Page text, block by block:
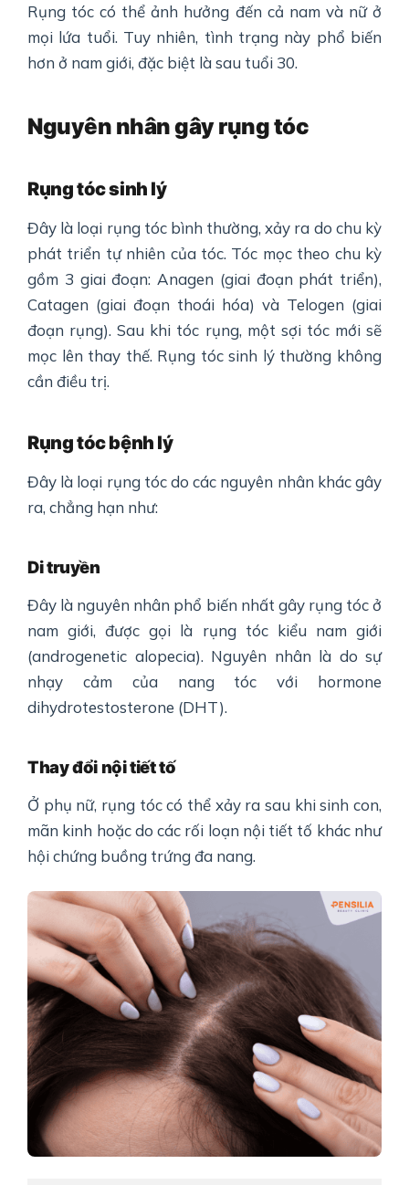
Rụng tóc có thể ảnh hưởng đến cả nam và nữ ở
mọi lứa tuổi. Tuy nhiên, tình trạng này phổ biến
hơn ở nam giới, đặc biệt là sau tuổi 30.
Nguyên nhân gây rụng tóc
Rụng tóc sinh lý
Đây là loại rụng tóc bình thường, xảy ra do chu kỳ
phát triển tự nhiên của tóc. Tóc mọc theo chu kỳ
gồm 3 giai đoạn: Anagen (giai đoạn phát triển),
Catagen (giai đoạn thoái hóa) và Telogen (giai
đoạn rụng). Sau khi tóc rụng, một sợi tóc mới sẽ
mọc lên thay thế. Rụng tóc sinh lý thường không
cần điều trị.
Rụng tóc bệnh lý
Đây là loại rụng tóc do các nguyên nhân khác gây
ra, chẳng hạn như:
Di truyền
Đây là nguyên nhân phổ biến nhất gây rụng tóc ở
nam giới, được gọi là rụng tóc kiểu nam giới
(androgenetic alopecia). Nguyên nhân là do sự
nhạy cảm của nang tóc với hormone
dihydrotestosterone (DHT).
Thay đổi nội tiết tố
Ở phụ nữ, rụng tóc có thể xảy ra sau khi sinh con,
mãn kinh hoặc do các rối loạn nội tiết tố khác như
hội chứng buồng trứng đa nang.